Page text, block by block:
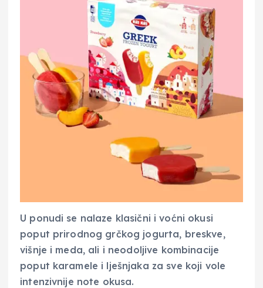
U ponudi se nalaze klasični i voćni okusi
poput prirodnog grčkog jogurta, breskve,
višnje i meda, ali i neodoljive kombinacije
poput karamele i lješnjaka za sve koji vole
intenzivnije note okusa.